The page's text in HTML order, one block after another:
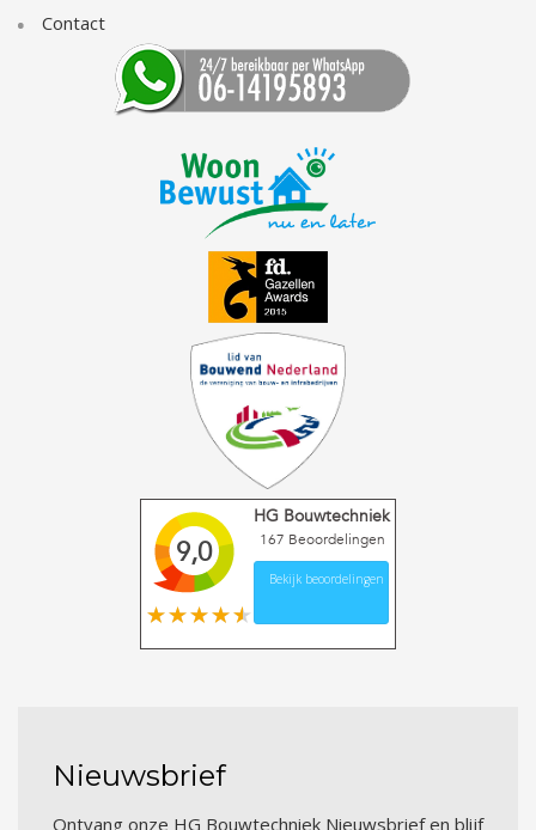
Contact
9,0
HG Bouwtechniek
167 Beoordelingen
Bekijk beoordelingen
Nieuwsbrief
Ontvang onze HG Bouwtechniek Nieuwsbrief en blijf